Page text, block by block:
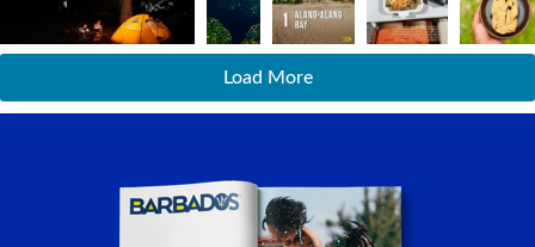
Load More